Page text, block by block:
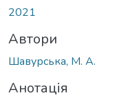
2021
Автори
Шавурська, М. А.
Анотація